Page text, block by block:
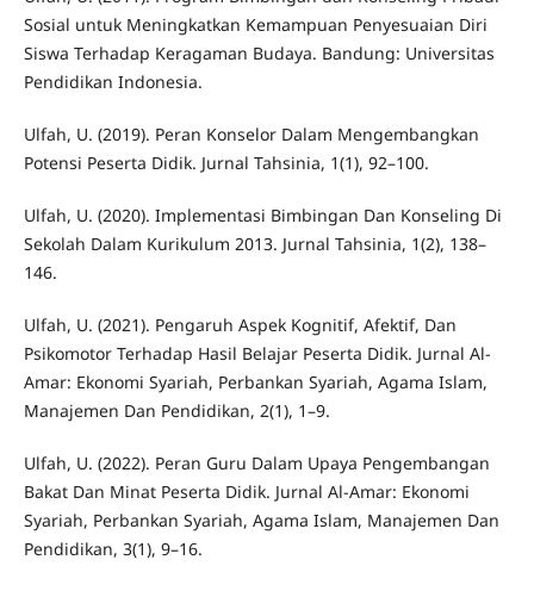
Sosial untuk Meningkatkan Kemampuan Penyesuaian Diri
Siswa Terhadap Keragaman Budaya. Bandung: Universitas
Pendidikan Indonesia.
Ulfah, U. (2019). Peran Konselor Dalam Mengembangkan
Potensi Peserta Didik. Jurnal Tahsinia, 1(1), 92–100.
Ulfah, U. (2020). Implementasi Bimbingan Dan Konseling Di
Sekolah Dalam Kurikulum 2013. Jurnal Tahsinia, 1(2), 138–
146.
Ulfah, U. (2021). Pengaruh Aspek Kognitif, Afektif, Dan
Psikomotor Terhadap Hasil Belajar Peserta Didik. Jurnal Al-
Amar: Ekonomi Syariah, Perbankan Syariah, Agama Islam,
Manajemen Dan Pendidikan, 2(1), 1–9.
Ulfah, U. (2022). Peran Guru Dalam Upaya Pengembangan
Bakat Dan Minat Peserta Didik. Jurnal Al-Amar: Ekonomi
Syariah, Perbankan Syariah, Agama Islam, Manajemen Dan
Pendidikan, 3(1), 9–16.